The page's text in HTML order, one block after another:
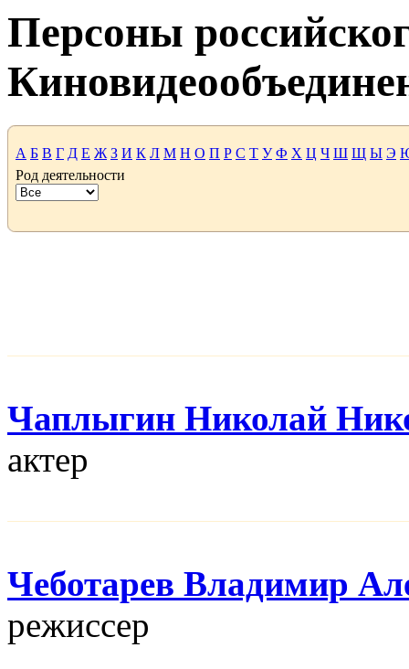
Персоны
А Б В Г Д Е Ж З И К Л М Н О П Р С Т У Ф Х Ц Ч Ш Щ Ы Э
Род деятельности
Чаплыгин Николай
актер
Чеботарев Владимир
режисcер